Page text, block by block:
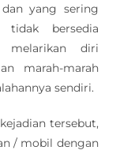
yang sering
tidak bersedia
diri
marah-marah
sendiri.
tersebut,
/ mobil dengan